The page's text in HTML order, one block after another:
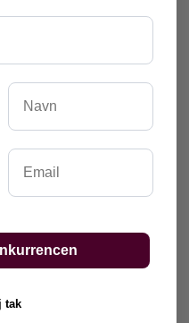
Navn
Email
tak